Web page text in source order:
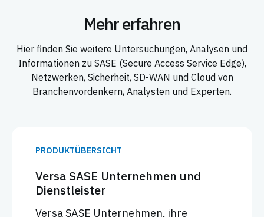
Mehr erfahren
Hier finden Sie weitere Untersuchungen, Analysen und
Informationen zu SASE (Secure Access Service Edge),
Netzwerken, Sicherheit, SD-WAN und Cloud von
Branchenvordenkern, Analysten und Experten.
PRODUKTÜBERSICHT
Versa SASE Unternehmen und
Dienstleister
Versa SASE Unternehmen, ihre